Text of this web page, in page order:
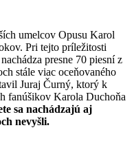
umelcov Opusu Karol
Pri tejto príležitosti
presne 70 piesní z
stále viac oceňovaného
Juraj Čurný, ktorý k
fanúšikov Karola Duchoňa
sa nachádzajú aj
nevyšli.